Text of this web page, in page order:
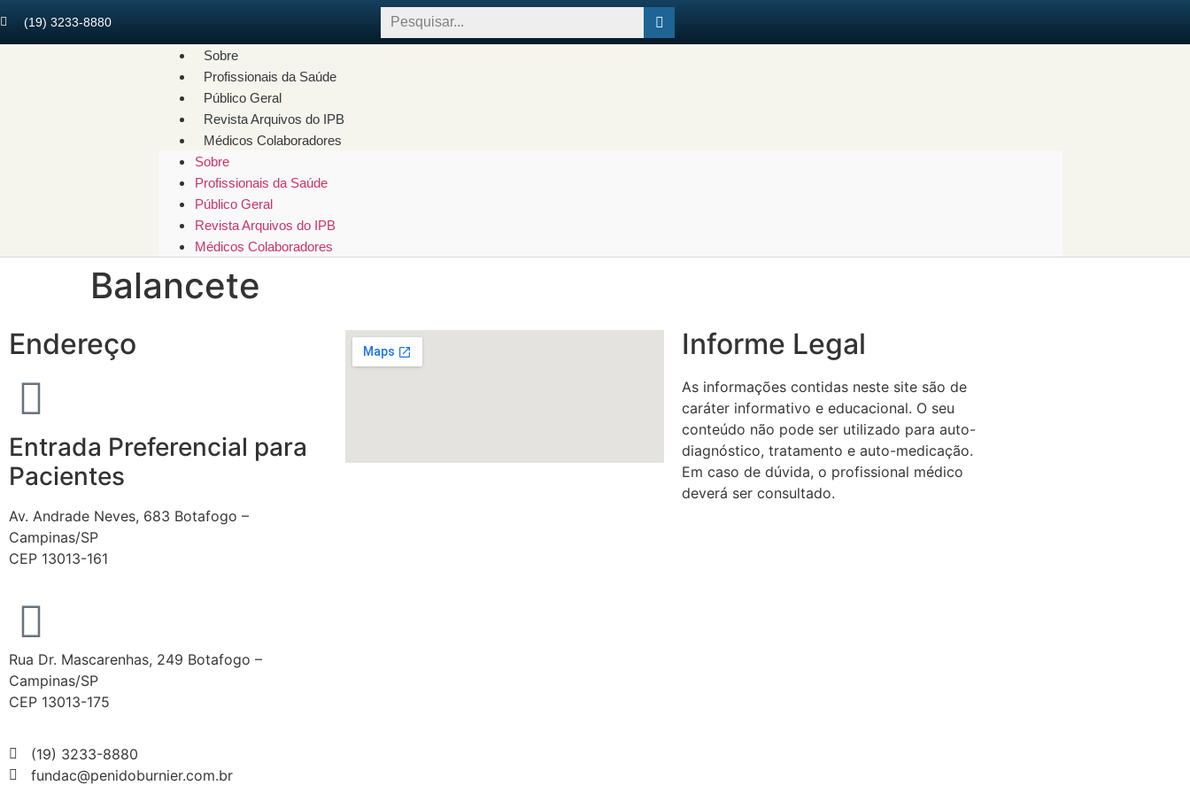
(19) 3233-8880
Sobre
Profissionais da Saúde
Público Geral
Revista Arquivos do IPB
Médicos Colaboradores
Sobre
Profissionais da Saúde
Público Geral
Revista Arquivos do IPB
Médicos Colaboradores
Balancete
Endereço
Entrada Preferencial para
Pacientes
Av. Andrade Neves, 683 Botafogo –
Campinas/SP
CEP 13013-161
Rua Dr. Mascarenhas, 249 Botafogo –
Campinas/SP
CEP 13013-175
(19) 3233-8880
fundac@penidoburnier.com.br
Informe Legal
As informações contidas neste site são de
caráter informativo e educacional. O seu
conteúdo não pode ser utilizado para auto-
diagnóstico, tratamento e auto-medicação.
Em caso de dúvida, o profissional médico
deverá ser consultado.